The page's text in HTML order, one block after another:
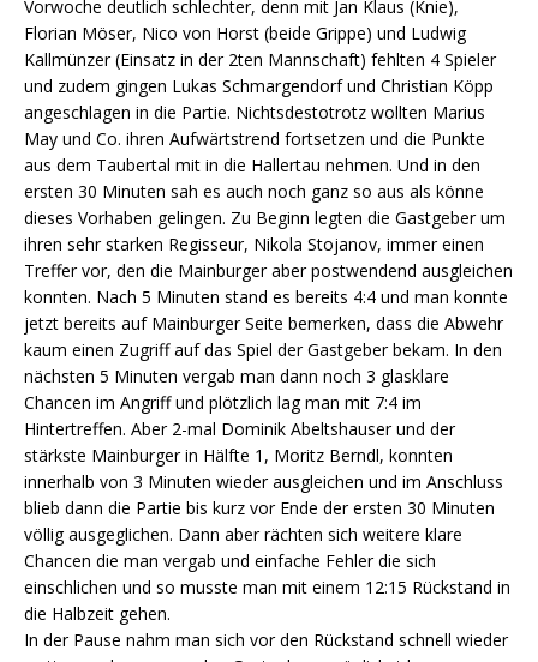
Vorwoche deutlich schlechter, denn mit Jan Klaus (Knie),
Florian Möser, Nico von Horst (beide Grippe) und Ludwig
Kallmünzer (Einsatz in der 2ten Mannschaft) fehlten 4 Spieler
und zudem gingen Lukas Schmargendorf und Christian Köpp
angeschlagen in die Partie. Nichtsdestotrotz wollten Marius
May und Co. ihren Aufwärtstrend fortsetzen und die Punkte
aus dem Taubertal mit in die Hallertau nehmen. Und in den
ersten 30 Minuten sah es auch noch ganz so aus als könne
dieses Vorhaben gelingen. Zu Beginn legten die Gastgeber um
ihren sehr starken Regisseur, Nikola Stojanov, immer einen
Treffer vor, den die Mainburger aber postwendend ausgleichen
konnten. Nach 5 Minuten stand es bereits 4:4 und man konnte
jetzt bereits auf Mainburger Seite bemerken, dass die Abwehr
kaum einen Zugriff auf das Spiel der Gastgeber bekam. In den
nächsten 5 Minuten vergab man dann noch 3 glasklare
Chancen im Angriff und plötzlich lag man mit 7:4 im
Hintertreffen. Aber 2-mal Dominik Abeltshauser und der
stärkste Mainburger in Hälfte 1, Moritz Berndl, konnten
innerhalb von 3 Minuten wieder ausgleichen und im Anschluss
blieb dann die Partie bis kurz vor Ende der ersten 30 Minuten
völlig ausgeglichen. Dann aber rächten sich weitere klare
Chancen die man vergab und einfache Fehler die sich
einschlichen und so musste man mit einem 12:15 Rückstand in
die Halbzeit gehen.
In der Pause nahm man sich vor den Rückstand schnell wieder